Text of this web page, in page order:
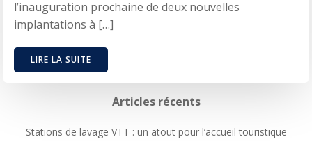
l’inauguration prochaine de deux nouvelles
implantations à […]
LIRE LA SUITE
Articles récents
Stations de lavage VTT : un atout pour l’accueil touristique